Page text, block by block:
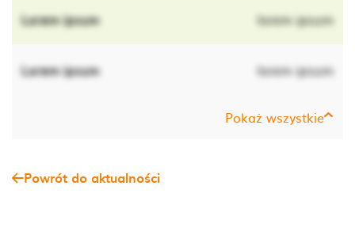
Lorem ipsum lorem ipsum
Lorem ipsum lorem ipsum
Pokaż wszystkie
Powrót do aktualności